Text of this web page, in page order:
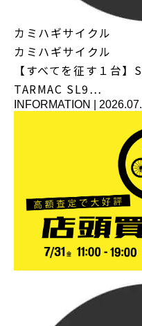
カミハギサイクル
カミハギサイクル
【すべてを征す１台
TARMAC SL9…
INFORMATION